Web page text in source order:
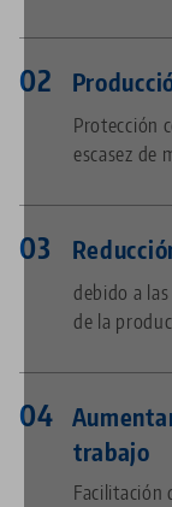
Protección
escasez de
debido a
de la
trabajo
Facilitación